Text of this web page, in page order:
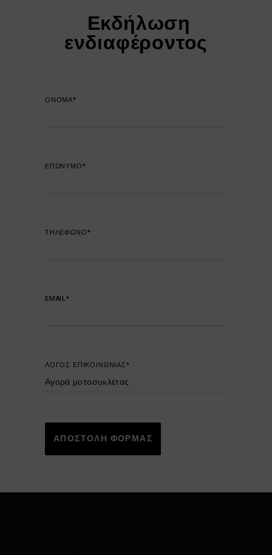
Εκδήλωση
ενδιαφέροντος
ΟΝΟΜΑ*
ΕΠΩΝΥΜΟ*
ΤΗΛΕΦΩΝΟ*
EMAIL*
ΛΟΓΟΣ ΕΠΙΚΟΙΝΩΝΙΑΣ*
ΑΠΟΣΤΟΛΗ ΦΟΡΜΑΣ